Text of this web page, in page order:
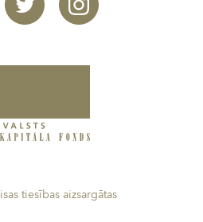
tiesības aizsargātas